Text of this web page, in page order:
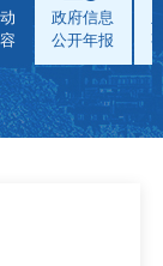
政府信息
公开年报